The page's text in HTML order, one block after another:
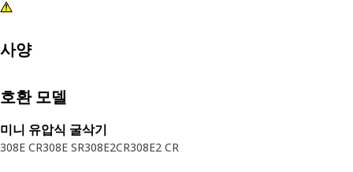
사양
호환 모델
미니 유압식 굴삭기
308E CR308E SR308E2CR308E2 CR